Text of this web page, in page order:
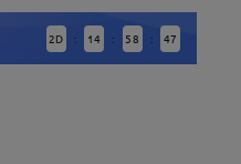
2D : 14 : 58 : 46